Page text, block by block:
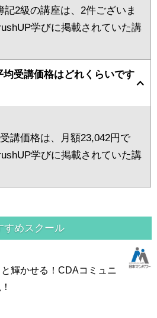
2級の講座は、2件ございま
学びに掲載されていた講
均受講価格はどれくらいです
講価格は、月額23,042円で
学びに掲載されていた講
すめスクール
輝かせる！CDAコミュニ